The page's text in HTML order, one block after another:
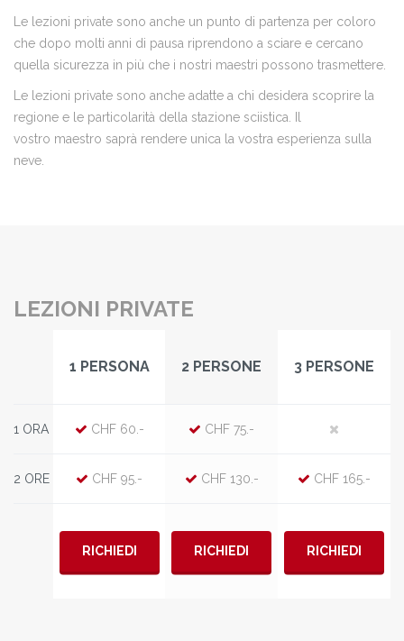
Le lezioni private sono anche un punto di partenza per coloro
che dopo molti anni di pausa riprendono a sciare e cercano
quella sicurezza in più che i nostri maestri possono trasmettere.
Le lezioni private sono anche adatte a chi desidera scoprire la
regione e le particolarità della stazione sciistica. Il
vostro maestro saprà rendere unica la vostra esperienza sulla
neve.
LEZIONI PRIVATE
1 PERSONA 2 PERSONE 3 PERSONE
1 ORA CHF 60.- CHF 75.-
2 ORE CHF 95.- CHF 130.- CHF 165.-
RICHIEDI RICHIEDI RICHIEDI